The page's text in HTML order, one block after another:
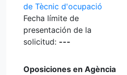
de Tècnic d'ocupació
Fecha límite de
presentación de la
solicitud: ---
Oposiciones en Agència